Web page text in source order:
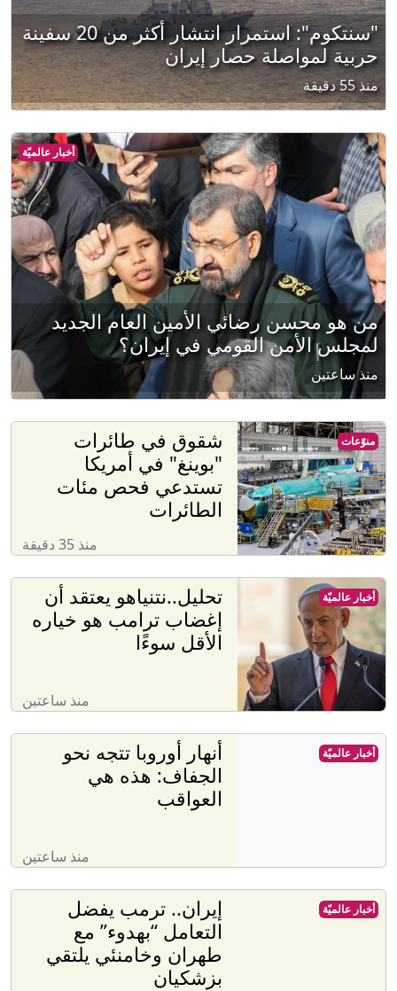
"سنتكوم": استمرار انتشار أكثر من 20 سفينة
حربية لمواصلة حصار إيران
منذ 55 دقيقة
أخبار عالميّة
من هو محسن رضائي الأمين العام الجديد
لمجلس الأمن القومي في إيران؟
منذ ساعتين
شقوق في طائرات
"بوينغ" في أمريكا
تستدعي فحص مئات
الطائرات
منذ 35 دقيقة
منوّعات
تحليل..نتنياهو يعتقد أن
إغضاب ترامب هو خياره
الأقل سوءًا
منذ ساعتين
أخبار عالميّة
أنهار أوروبا تتجه نحو
الجفاف: هذه هي
العواقب
منذ ساعتين
أخبار عالميّة
إيران.. ترمب يفضل
التعامل “بهدوء” مع
طهران وخامنئي يلتقي
بزشكيان
أخبار عالميّة